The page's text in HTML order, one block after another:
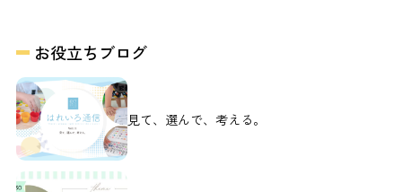
お役立ちブログ
見て、選んで、考える。